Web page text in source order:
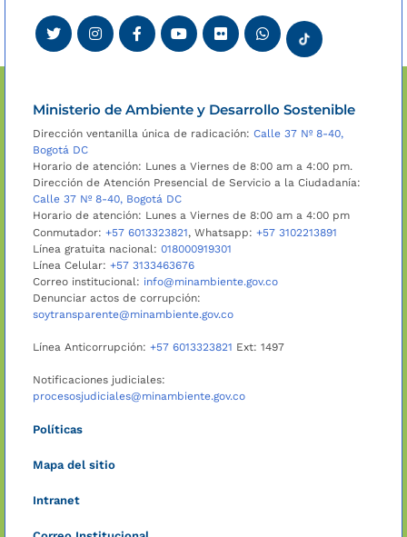
Ministerio de Ambiente y Desarrollo Sostenible
Dirección ventanilla única de radicación: Calle 37 Nº 8-40,
Bogotá DC
Horario de atención: Lunes a Viernes de 8:00 am a 4:00 pm.
Dirección de Atención Presencial de Servicio a la Ciudadanía:
Calle 37 Nº 8-40, Bogotá DC
Horario de atención: Lunes a Viernes de 8:00 am a 4:00 pm
Conmutador: +57 6013323821, Whatsapp: +57 3102213891
Línea gratuita nacional: 018000919301
Línea Celular: +57 3133463676
Correo institucional: info@minambiente.gov.co
Denunciar actos de corrupción:
soytransparente@minambiente.gov.co
Línea Anticorrupción: +57 6013323821 Ext: 1497
Notificaciones judiciales:
procesosjudiciales@minambiente.gov.co
Políticas
Mapa del sitio
Intranet